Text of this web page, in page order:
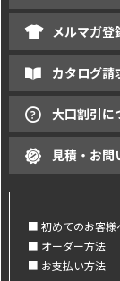
メルマガ登
カタログ請
大口割引に
見積・お問
■ 初めてのお客様
■ オーダー方法
■ お支払い方法